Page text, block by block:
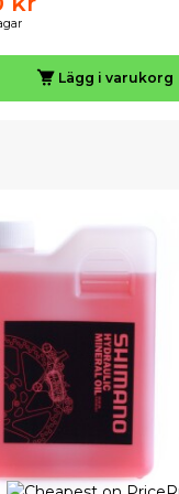
Lägg i varukorg